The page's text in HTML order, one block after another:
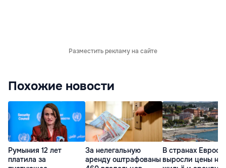
Разместить рекламу на сайте
Похожие новости
Румыния 12 лет
платила за
За нелегальную
аренду оштрафованы
В странах
выросли цены на